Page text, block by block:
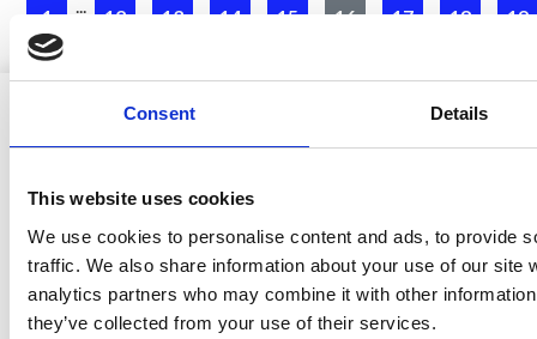
Consent Details
This website uses cookies
We use cookies to personalise content and ads, to provide
traffic. We also share information about your use of our site
analytics partners who may combine it with other
they’ve collected from your use of their services.
1 12 13 14 15 16 17 18 19
Ristijärven kunta
Aholantie 25, 88400 Ristijärvi